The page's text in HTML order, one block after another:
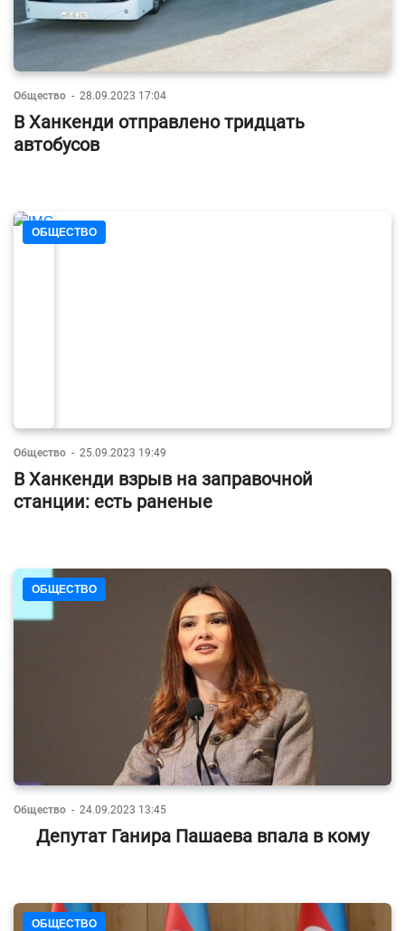
Общество - 28.09.2023 17:04
В Ханкенди отправлено тридцать
автобусов
ОБЩЕСТВО
Общество - 25.09.2023 19:49
В Ханкенди взрыв на заправочной
станции: есть раненые
ОБЩЕСТВО
Общество - 24.09.2023 13:45
Депутат Ганира Пашаева впала в кому
ОБЩЕСТВО